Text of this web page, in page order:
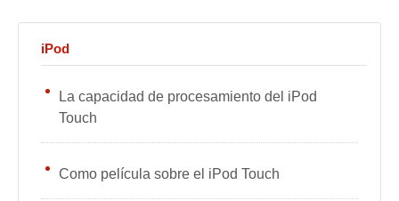
iPod
La capacidad de procesamiento del iPod
Touch
Como película sobre el iPod Touch